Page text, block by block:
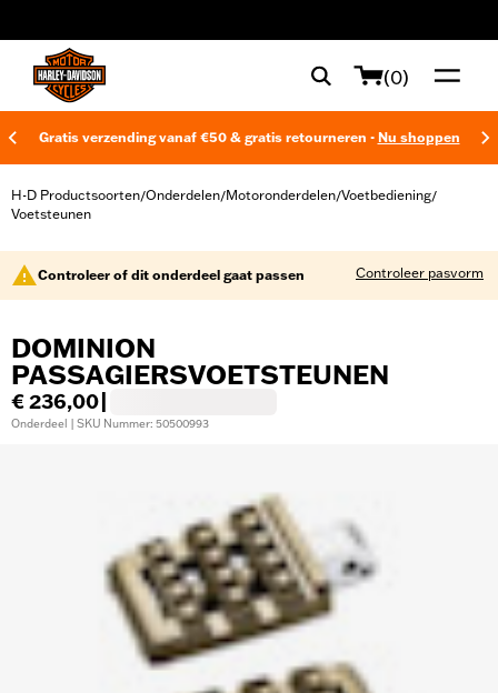
(0)
Gratis verzending vanaf €50 & gratis retourneren - Nu shoppen
H-D Productsoorten/Onderdelen/Motoronderdelen/Voetbediening/
Voetsteunen
Controleer of dit onderdeel gaat passen Controleer pasvorm
DOMINION
PASSAGIERSVOETSTEUNEN
€ 236,00
Onderdeel | SKU Nummer: 50500993